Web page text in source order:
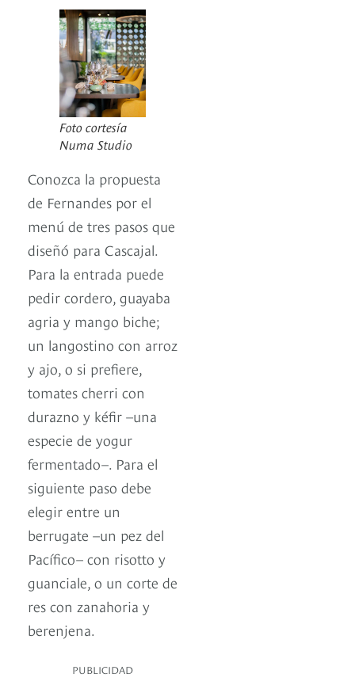
Foto cortesía
Numa Studio
Conozca la propuesta
de Fernandes por el
menú de tres pasos que
diseñó para Cascajal.
Para la entrada puede
pedir cordero, guayaba
agria y mango biche;
un langostino con arroz
y ajo, o si prefiere,
tomates cherri con
durazno y kéfir –una
especie de yogur
fermentado–. Para el
siguiente paso debe
elegir entre un
berrugate –un pez del
Pacífico– con risotto y
guanciale, o un corte de
res con zanahoria y
berenjena.
PUBLICIDAD